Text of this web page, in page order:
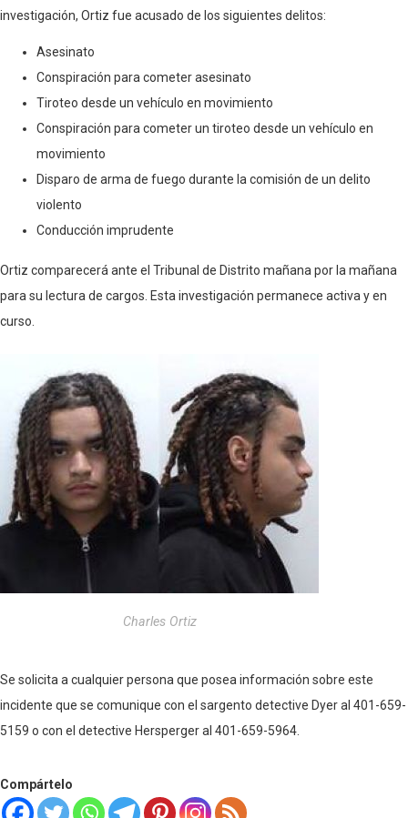
investigación, Ortiz fue acusado de los siguientes delitos:
Asesinato
Conspiración para cometer asesinato
Tiroteo desde un vehículo en movimiento
Conspiración para cometer un tiroteo desde un vehículo en
movimiento
Disparo de arma de fuego durante la comisión de un delito
violento
Conducción imprudente
Ortiz comparecerá ante el Tribunal de Distrito mañana por la mañana
para su lectura de cargos. Esta investigación permanece activa y en
curso.
Charles Ortiz
Se solicita a cualquier persona que posea información sobre este
incidente que se comunique con el sargento detective Dyer al 401-659-
5159 o con el detective Hersperger al 401-659-5964.
Compártelo